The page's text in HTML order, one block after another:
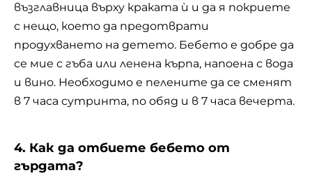
възглавница върху краката ѝ и да я покриете
с нещо, което да предотврати
продухването на детето. Бебето е добре да
се мие с гъба или ленена кърпа, напоена с вода
и вино. Необходимо е пелените да се сменят
в 7 часа сутринта, по обяд и в 7 часа вечерта.
4. Как да отбиете бебето от
гърдата?